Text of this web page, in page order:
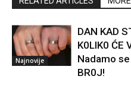
Najnovije
DAN KAD
K0LIK0 ĆE
Nadamo
BR0J!